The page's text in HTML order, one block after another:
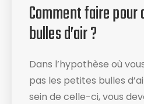
Comment faire pour
bulles d’air ?
Dans l’hypothèse où
pas les petites bulles
sein de celle-ci, vous